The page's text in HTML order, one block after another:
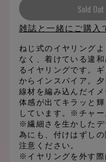
Sold Out
雑誌と一緒にご購入
ねじ式のイヤリング
なく、着けている違
るイヤリングです。
からインスパイア。
線材を編み込んだイ
体感が出てキラッと
しています。※チャー
※繊細さを生かしたデ
為にも、付けはずし
注意ください。
※イヤリングを外す際